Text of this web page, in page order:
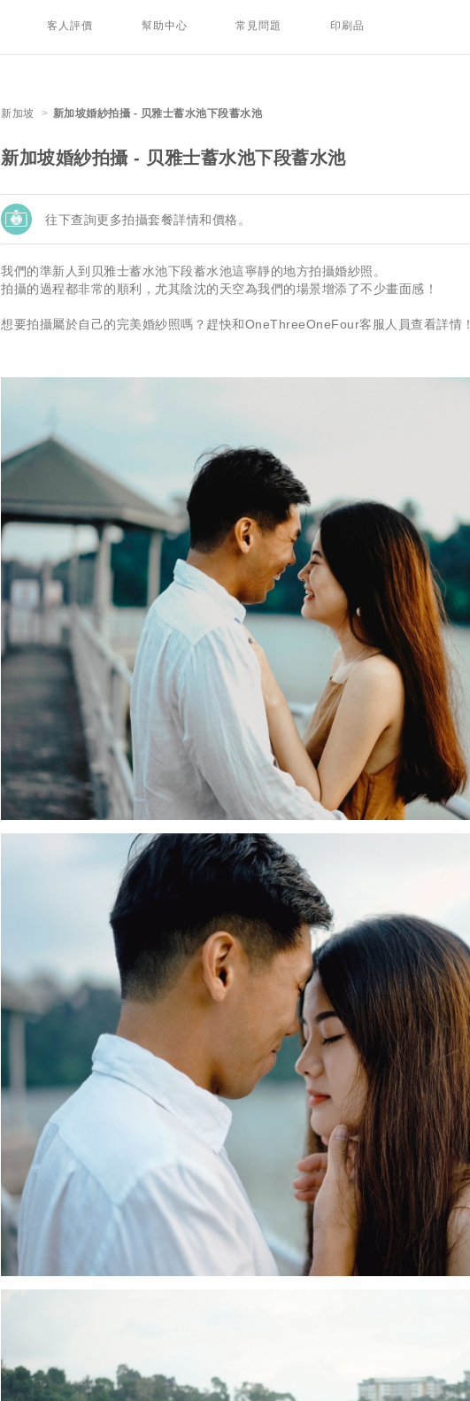
客人評價 幫助中心 常見問題 印刷品
新加坡 新加坡婚紗拍攝 - 贝雅士蓄水池下段蓄水池
新加坡婚紗拍攝 - 贝雅士蓄水池下段蓄水池
往下查詢更多拍攝套餐詳情和價格。
我們的準新人到贝雅士蓄水池下段蓄水池這寧靜的地方拍攝婚紗照。
拍攝的過程都非常的順利，尤其陰沈的天空為我們的場景增添了不少畫面感！
想要拍攝屬於自己的完美婚紗照嗎？趕快和OneThreeOneFour客服人員查看詳情！